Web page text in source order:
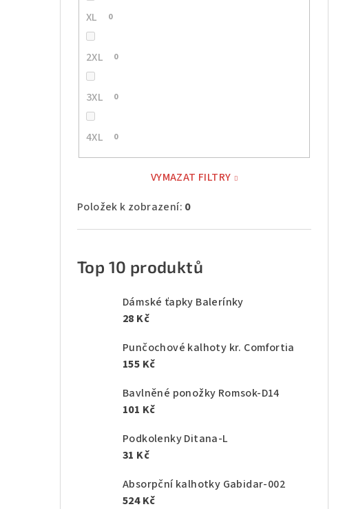
XL 0
2XL 0
3XL 0
4XL 0
VYMAZAT FILTRY
Položek k zobrazení: 0
Top 10 produktů
Dámské ťapky Balerínky
28 Kč
Punčochové kalhoty kr. Comfortia
155 Kč
Bavlněné ponožky Romsok-D14
101 Kč
Podkolenky Ditana-L
31 Kč
Absorpční kalhotky Gabidar-002
524 Kč